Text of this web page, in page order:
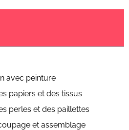
avec peinture
papiers et des tissus
perles et des paillettes
et assemblage